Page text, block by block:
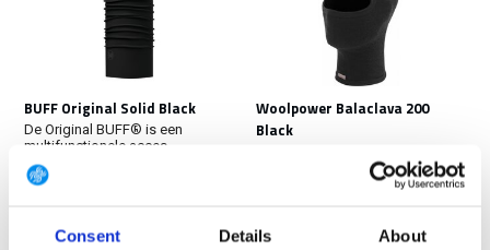
Consent Details About
BUFF Original Solid Black
De Original BUFF® is een
multifunctionele acces...
€ 18,90
Woolpower Balaclava 200
Black
opening die aangepast k...
€ 41,50